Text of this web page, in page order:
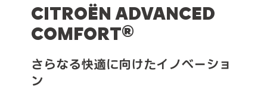
CITROËN ADVANCED
COMFORT®
さらなる快適に向けたイノベーショ
ン